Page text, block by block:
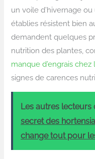
un voile d’hivernage
établies résistent bien
demandent quelques
nutrition des plantes,
manque d’engrais chez
signes de carences
Les autres lecteurs
secret des
change tout pour